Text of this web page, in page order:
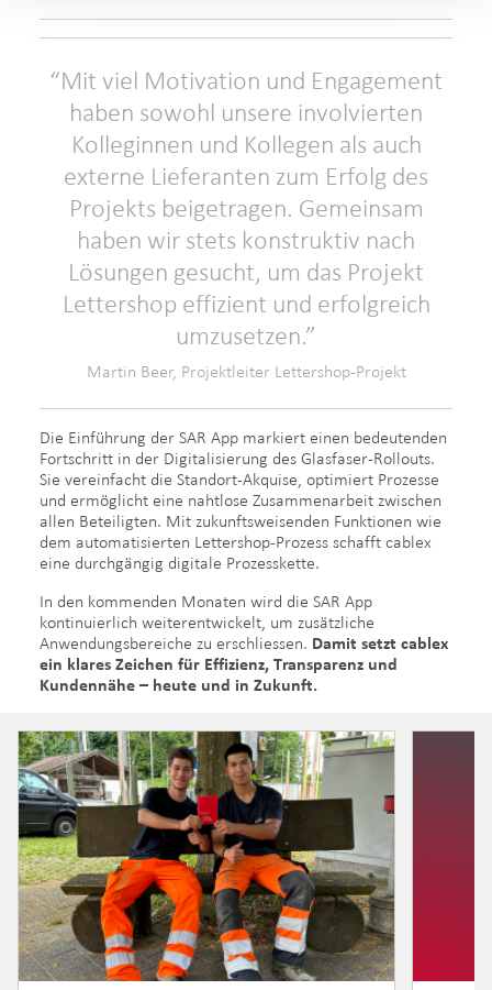
Mit viel Motivation und Engagement
haben sowohl unsere involvierten
Kolleginnen und Kollegen als auch
externe Lieferanten zum Erfolg des
Projekts beigetragen. Gemeinsam
haben wir stets konstruktiv nach
Lösungen gesucht, um das Projekt
Lettershop effizient und erfolgreich
umzusetzen.
Martin Beer, Projektleiter Lettershop-Projekt
Die Einführung der SAR App markiert einen bedeutenden
Fortschritt in der Digitalisierung des Glasfaser-Rollouts.
Sie vereinfacht die Standort-Akquise, optimiert Prozesse
und ermöglicht eine nahtlose Zusammenarbeit zwischen
allen Beteiligten. Mit zukunftsweisenden Funktionen wie
dem automatisierten Lettershop-Prozess schafft cablex
eine durchgängig digitale Prozesskette.
In den kommenden Monaten wird die SAR App
kontinuierlich weiterentwickelt, um zusätzliche
Anwendungsbereiche zu erschliessen. Damit setzt cablex
ein klares Zeichen für Effizienz, Transparenz und
Kundennähe – heute und in Zukunft.